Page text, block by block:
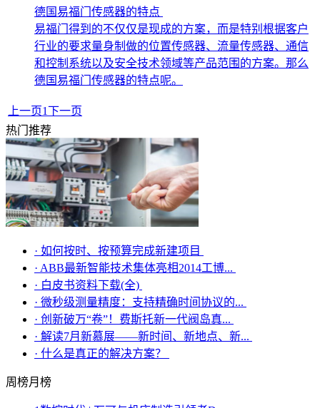
德国易福门传感器的特点
易福门得到的不仅仅是现成的方案，而是特别根据客户
行业的要求量身制做的位置传感器、流量传感器、通信
和控制系统以及安全技术领域等产品范围的方案。那么
德国易福门传感器的特点呢。
上一页1下一页
热门推荐
· 如何按时、按预算完成新建项目
· ABB最新智能技术集体亮相2014工博...
· 白皮书资料下载(全)
· 微秒级测量精度：支持精确时间协议的...
· 创新破万“卷”！费斯托新一代阀岛真...
· 解读7月新慕展——新时间、新地点、新...
· 什么是真正的解决方案？
周榜月榜